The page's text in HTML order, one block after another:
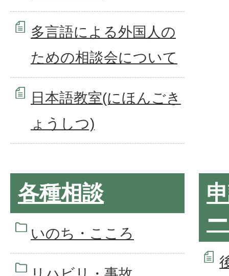
多言語による外国人の
ための相談会について
日本語教室(にほんごき
ょうしつ)
各種相談
いのち・こころ